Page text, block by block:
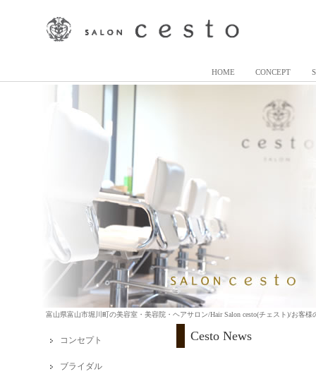
富山県富山市堀川町の美容室・美容院・ヘアサロン/Hair Salon cesto(チェスト)/お客
HOME CONCEPT
Cesto News
コンセプト
ブライダル